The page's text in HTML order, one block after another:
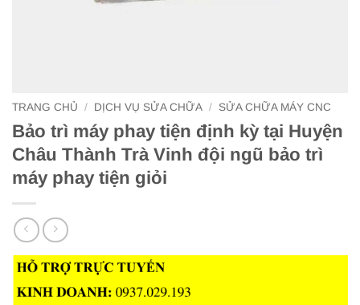
TRANG CHỦ / DỊCH VỤ SỬA CHỮA / SỬA CHỮA MÁY CNC
Bảo trì máy phay tiện định kỳ tại Huyện
Châu Thành Trà Vinh đội ngũ bảo trì
máy phay tiện giỏi